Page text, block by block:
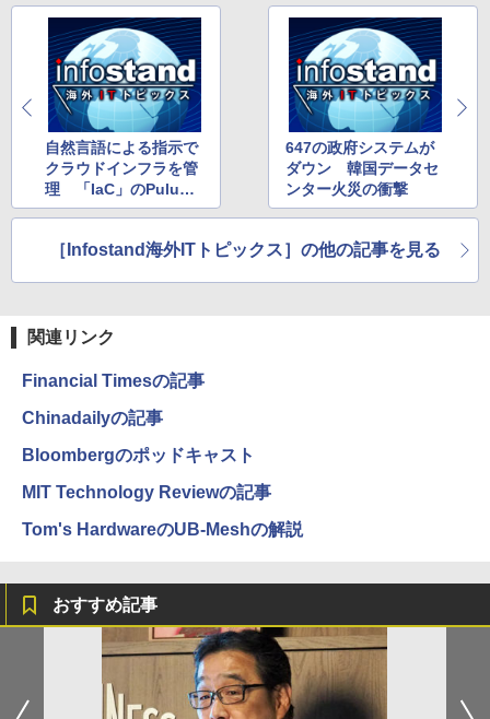
自然言語による指示で
クラウドインフラを管
理 「IaC」のPulumi
がAIエージェント「Ne
647の政府システムが
ダウン 韓国データセ
ンター火災の衝撃
［Infostand海外ITトピックス］の他の記事を見る
関連リンク
Financial Timesの記事
Chinadailyの記事
Bloombergのポッドキャスト
MIT Technology Reviewの記事
Tom's HardwareのUB-Meshの解説
おすすめ記事